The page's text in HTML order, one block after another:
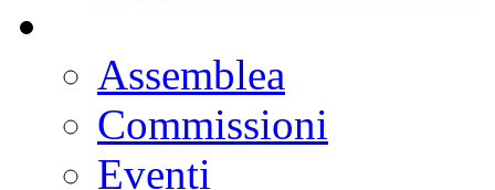
Assemblea
Commissioni
Eventi